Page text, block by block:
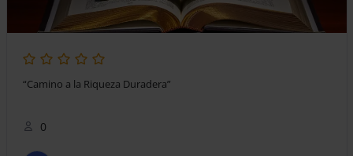
“Camino a la Riqueza Duradera”
0